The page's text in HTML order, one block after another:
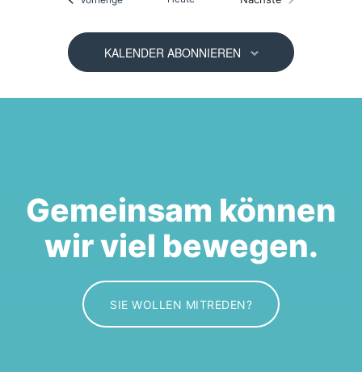
h
l
e
KALENDER ABONNIEREN
Gemeinsam können
wir viel bewegen.
SIE WOLLEN MITREDEN?